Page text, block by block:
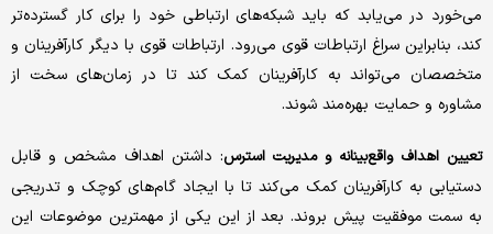
می‌خورد در می‌یابد که باید شبکه‌های ارتباطی خود را برای کار گسترده‌تر
کند، بنابراین سراغ ارتباطات قوی می‌رود. ارتباطات قوی با دیگر کارآفرینان و
متخصصان می‌تواند به کارآفرینان کمک کند تا در زمان‌های سخت از
مشاوره و حمایت بهره‌مند شوند.
تعیین اهداف واقع‌بینانه و مدیریت استرس: داشتن اهداف مشخص و قابل
دستیابی به کارآفرینان کمک می‌کند تا با ایجاد گام‌های کوچک و تدریجی
به سمت موفقیت پیش بروند. بعد از این یکی از مهمترین موضوعات این